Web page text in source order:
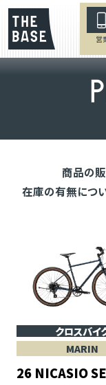
営
P
商品の
在庫の有無につ
クロスバイ
MARIN
26 NICASIO SE